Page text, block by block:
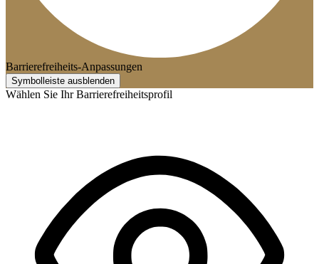
Barrierefreiheits-Anpassungen
Symbolleiste ausblenden
Wählen Sie Ihr Barrierefreiheitsprofil